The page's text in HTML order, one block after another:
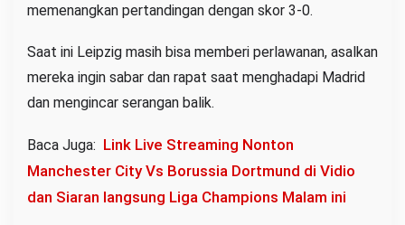
memenangkan pertandingan dengan skor 3-0.
Saat ini Leipzig masih bisa memberi perlawanan, asalkan
mereka ingin sabar dan rapat saat menghadapi Madrid
dan mengincar serangan balik.
Baca Juga: Link Live Streaming Nonton
Manchester City Vs Borussia Dortmund di Vidio
dan Siaran langsung Liga Champions Malam ini